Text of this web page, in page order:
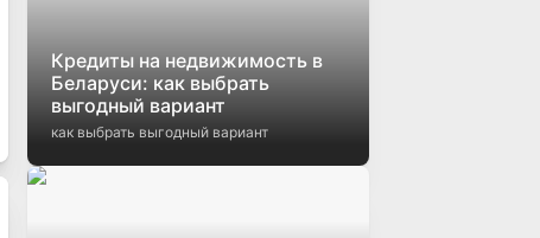
Кредиты на недвижимость в
Беларуси: как выбрать
выгодный вариант
как выбрать выгодный вариант